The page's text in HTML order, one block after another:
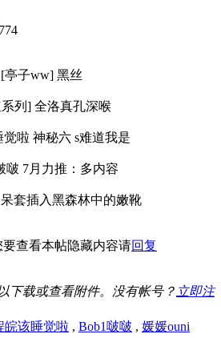
774
[亭子ww] 黑丝
列] 全洛真孔深喉
啦 神秘六 s难道我是
啵 7月力推：多内容
套插入黑森林中的嫩靴
查看本帖隐藏内容请回复
下载或查看附件。没有帐号？ 立即注
皖该睡觉啦 , Bob1啵啵 , 媛媛ouni